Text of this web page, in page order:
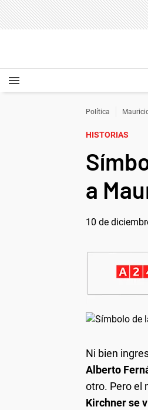
Política
HISTORIAS
a
10 de
Ni bien
Alberto
otro. Pero el
Kirchner se